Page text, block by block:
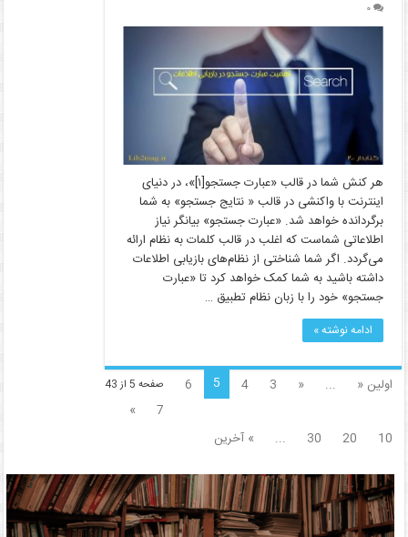
۰
هر کنش شما در قالب «عبارت جستجو[۱]»، در دنیای
اینترنت با واکنشی در قالب « نتایج جستجو» به شما
برگردانده خواهد شد. «عبارت جستجو» بیانگر نیاز
اطلاعاتی شماست که اغلب در قالب کلمات به نظام ارائه
می‌گردد. اگر شما شناختی از نظام‌های بازیابی اطلاعات
داشته باشید به شما کمک خواهد کرد تا «عبارت
جستجو» خود را با زبان نظام تطبیق …
ادامه نوشته »
صفحه 5 از 43 اولین « ...
«
3
4
5
6
7
»
10
20
30
... » آخرین